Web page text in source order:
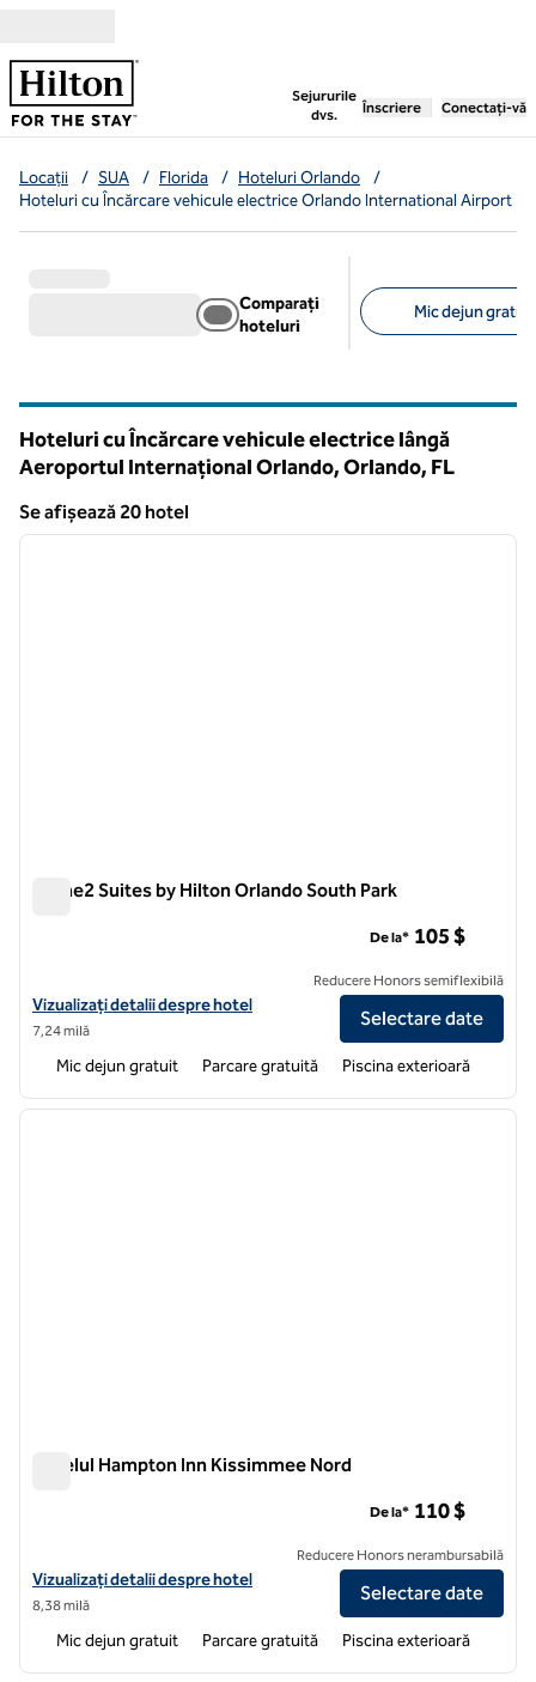
Sejururile
dvs.
, deschide o filă nouă
Înscriere Conectați-vă
Locații / SUA / Florida / Hoteluri Orlando
/
Hoteluri cu Încărcare vehicule electrice Orlando International Airport
Comparați
hoteluri
Mic dejun
Hoteluri cu Încărcare vehicule electrice lângă
Aeroportul Internațional Orlando, Orlando, FL
Se afișează 20 hotel
Se afișează 20 hotel
1 din 12
Home2 Suites by Hilton Orlando South Park
Vizualizați detaliile hotelului pentru Home2 Suites by Hilton Orlando
Vizualizați detalii despre hotel
7,24 milă
De la* 105 $
Reducere Honors semiflexibilă
Selectare date
Mic dejun gratuit Parcare gratuită Piscina exterioară
1 din 12
Hotelul Hampton Inn Kissimmee Nord
Vizualizați detaliile hotelului Hampton Inn Kissimmee North
Vizualizați detalii despre hotel
8,38 milă
De la* 110 $
Reducere Honors nerambursabilă
Selectare date
Mic dejun gratuit Parcare gratuită Piscina exterioară